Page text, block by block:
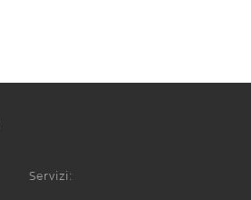
Servizi: